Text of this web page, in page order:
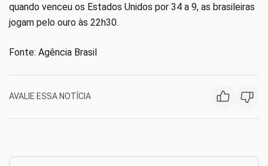
quando venceu os Estados Unidos por 34 a 9, as brasileiras
jogam pelo ouro às 22h30.
Fonte: Agência Brasil
AVALIE ESSA NOTÍCIA